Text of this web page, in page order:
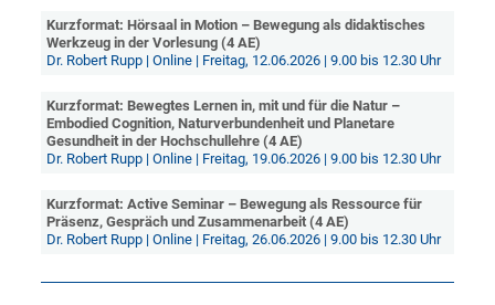
Kurzformat: Hörsaal in Motion – Bewegung als didaktisches
Werkzeug in der Vorlesung (4 AE)
Dr. Robert Rupp | Online | Freitag, 12.06.2026 | 9.00 bis 12.30 Uhr
Kurzformat: Bewegtes Lernen in, mit und für die Natur –
Embodied Cognition, Naturverbundenheit und Planetare
Gesundheit in der Hochschullehre (4 AE)
Dr. Robert Rupp | Online | Freitag, 19.06.2026 | 9.00 bis 12.30 Uhr
Kurzformat: Active Seminar – Bewegung als Ressource für
Präsenz, Gespräch und Zusammenarbeit (4 AE)
Dr. Robert Rupp | Online | Freitag, 26.06.2026 | 9.00 bis 12.30 Uhr